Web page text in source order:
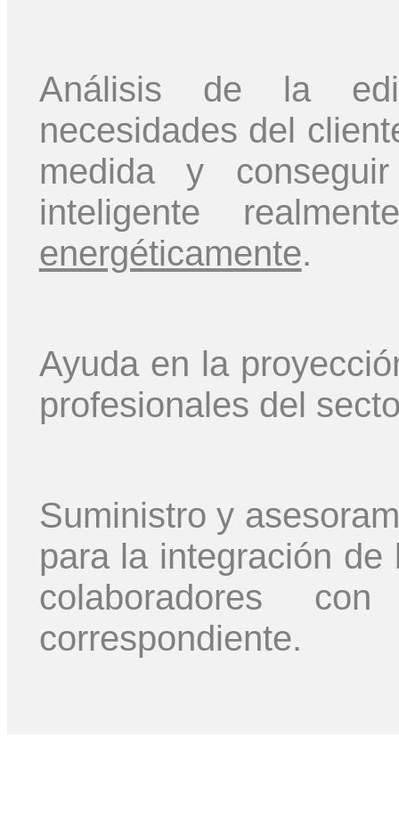
Análisis de la
necesidades del
medida y
inteligente
energéticamente.
Ayuda en la
profesionales del
Suministro y
para la integración
colaboradores
correspondiente.